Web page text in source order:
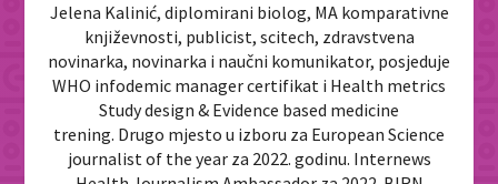
Jelena Kalinić, diplomirani biolog, MA komparativne
književnosti, publicist, scitech, zdravstvena
novinarka, novinarka i naučni komunikator, posjeduje
WHO infodemic manager certifikat i Health metrics
Study design & Evidence based medicine
trening. Drugo mjesto u izboru za European Science
journalist of the year za 2022. godinu. Internews